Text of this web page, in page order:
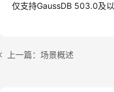
仅支持GaussDB 503.0及以
上一篇：场景概述